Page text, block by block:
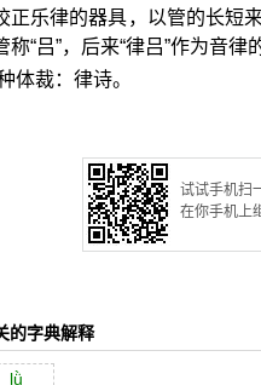
正乐律的器具，以管的长短
“吕”，后来“律吕”作为音律
体裁：律诗。
试试手机扫
在你手机上
的字典解释
lǜ